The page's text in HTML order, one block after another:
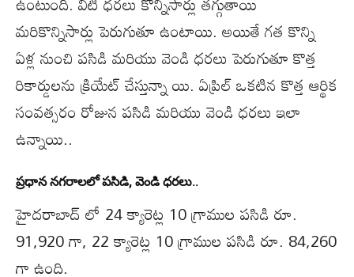
మరికొన్నిసార్లు పెరుగుతూ ఉంటాయి. అయితే గత కొన్ని
ఏళ్ల నుంచి పసిడి మరియు వెండి ధరలు పెరుగుతూ కొత్త
రికార్డులను క్రియేట్ చేస్తున్నా యి. ఏప్రిల్ ఒకటిన కొత్త ఆర్థిక
సంవత్సరం రోజున పసిడి మరియు వెండి ధరలు ఇలా
ఉన్నాయి..
ప్రధాన నగరాలలో పసిడి, వెండి ధరలు..
హైదరాబాద్ లో 24 క్యారెట్ల 10 గ్రాముల పసిడి రూ.
91,920 గా, 22 క్యారెట్ల 10 గ్రాముల పసిడి రూ. 84,260
గా ఉంది.